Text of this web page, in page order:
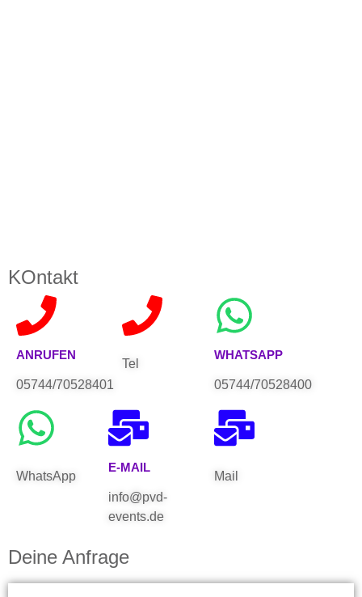
KOntakt
ANRUFEN
05744/70528401
Tel
WHATSAPP
05744/70528400
WhatsApp
E-MAIL
info@pvd-
events.de
Mail
Deine Anfrage